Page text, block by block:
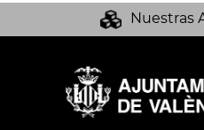
Nuestras